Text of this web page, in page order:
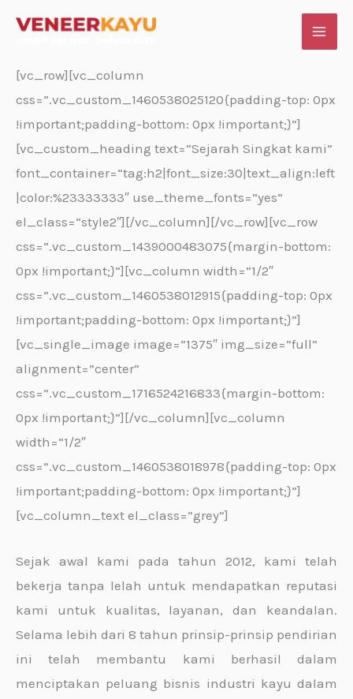
[vc_row][vc_column
css=”.vc_custom_1460538025120{padding-top: 0px
!important;padding-bottom: 0px !important;}”]
[vc_custom_heading text=”Sejarah Singkat kami”
font_container=”tag:h2|font_size:30|text_align:left
|color:%23333333″ use_theme_fonts=”yes”
el_class=”style2″][/vc_column][/vc_row][vc_row
css=”.vc_custom_1439000483075{margin-bottom:
0px !important;}”][vc_column width=”1/2″
css=”.vc_custom_1460538012915{padding-top: 0px
!important;padding-bottom: 0px !important;}”]
[vc_single_image image=”1375″ img_size=”full”
alignment=”center”
css=”.vc_custom_1716524216833{margin-bottom:
0px !important;}”][/vc_column][vc_column
width=”1/2″
css=”.vc_custom_1460538018978{padding-top: 0px
!important;padding-bottom: 0px !important;}”]
[vc_column_text el_class=”grey”]
Sejak awal kami pada tahun 2012, kami telah
bekerja tanpa lelah untuk mendapatkan reputasi
kami untuk kualitas, layanan, dan keandalan.
Selama lebih dari 8 tahun prinsip-prinsip pendirian
ini telah membantu kami berhasil dalam
menciptakan peluang bisnis industri kayu dalam